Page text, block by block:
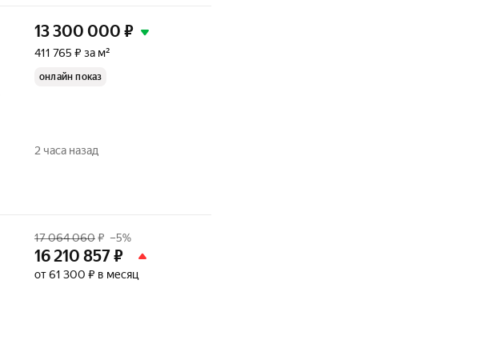
13 300 000 ₽
411 765 ₽ за м²
онлайн показ
2 часа назад
17 064 060₽ –5%
16 210 857₽
от 61 300 ₽ в месяц